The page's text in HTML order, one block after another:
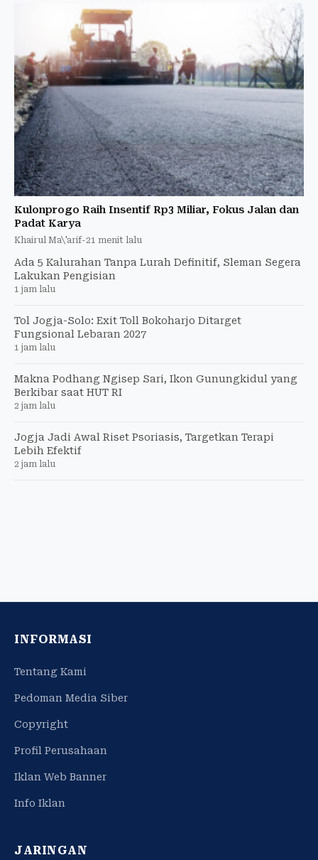
Kulonprogo Raih Insentif Rp3 Miliar, Fokus Jalan dan
Padat Karya
Khairul Ma\'arif-21 menit lalu
Ada 5 Kalurahan Tanpa Lurah Definitif, Sleman Segera
Lakukan Pengisian
1 jam lalu
Tol Jogja-Solo: Exit Toll Bokoharjo Ditarget
Fungsional Lebaran 2027
1 jam lalu
Makna Podhang Ngisep Sari, Ikon Gunungkidul yang
Berkibar saat HUT RI
2 jam lalu
Jogja Jadi Awal Riset Psoriasis, Targetkan Terapi
Lebih Efektif
2 jam lalu
INFORMASI
Tentang Kami
Pedoman Media Siber
Copyright
Profil Perusahaan
Iklan Web Banner
Info Iklan
JARINGAN